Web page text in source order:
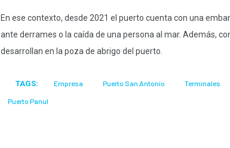
En ese contexto, desde 2021 el puerto cuenta con una
ante derrames o la caída de una persona al mar. Además,
desarrollan en la poza de abrigo del puerto.
TAGS: Empresa Puerto San Antonio Terminales
Puerto Panul